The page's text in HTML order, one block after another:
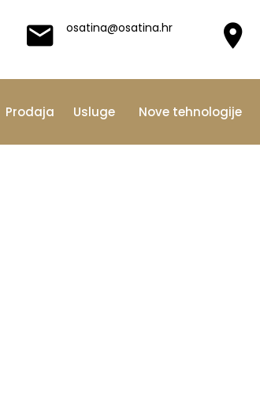
osatina@osatina.hr
Prodaja Usluge Nove tehnologije